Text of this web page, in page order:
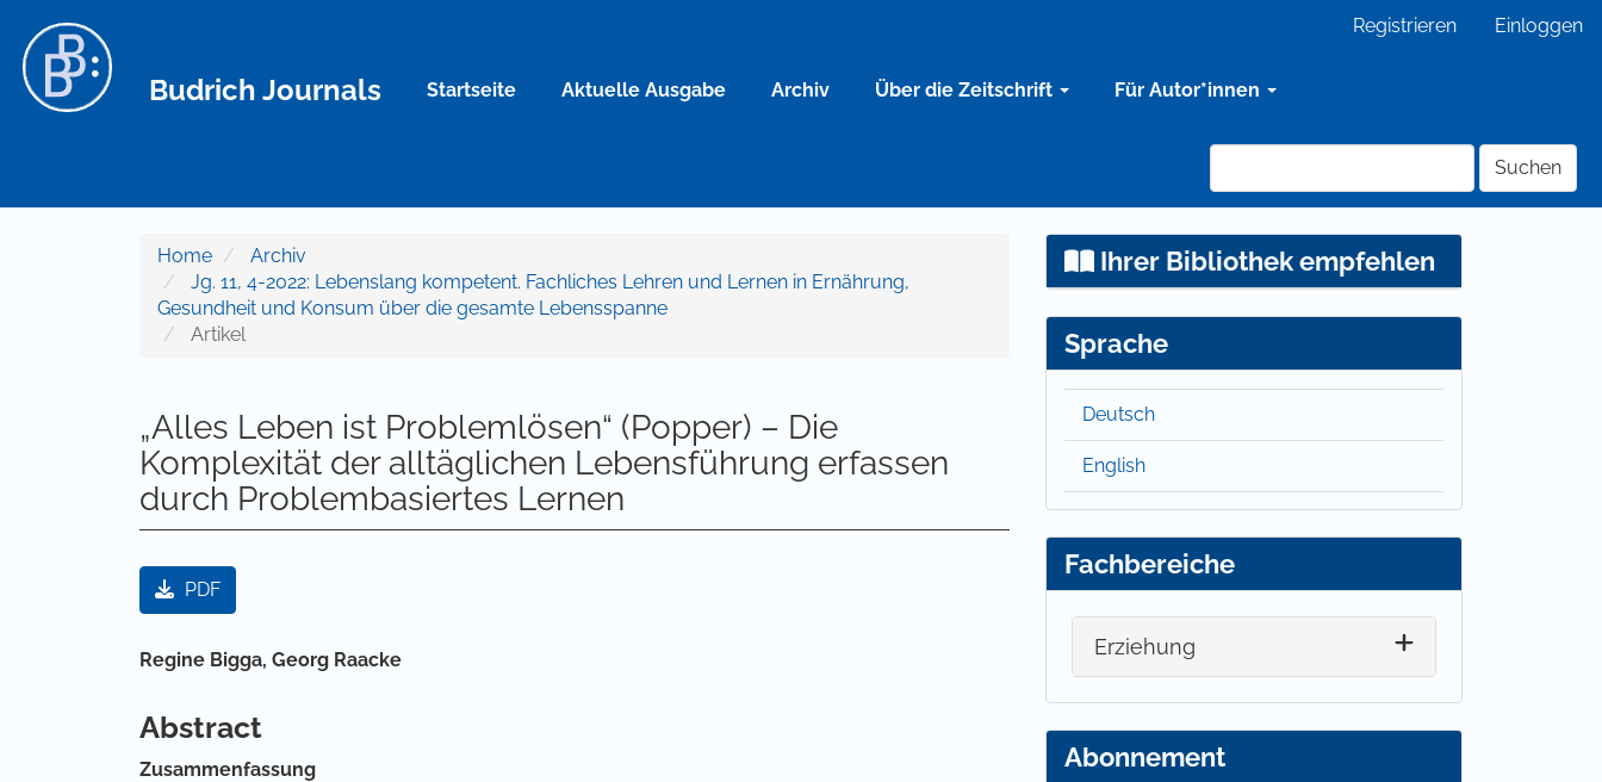
Hauptinhalt
Sidebar
Registrieren Einloggen
Budrich Journals Startseite Aktuelle Ausgabe Archiv Über die Zeitschrift Für Autor*innen
Suchen
Home
Archiv
Jg. 11, 4-2022: Lebenslang kompetent. Fachliches Lehren und Lernen in Ernährung,
Gesundheit und Konsum über die gesamte Lebensspanne
Artikel
„Alles Leben ist Problemlösen“ (Popper) – Die
Komplexität der alltäglichen Lebensführung erfassen
durch Problembasiertes Lernen
Artikel-Sidebar
PDF
Hauptsächlicher Artikelinhalt
Regine Bigga, Georg Raacke
Abstract
Zusammenfassung
Ihrer Bibliothek empfehlen
Sprache
Deutsch
English
Fachbereiche
Erziehung
Abonnement